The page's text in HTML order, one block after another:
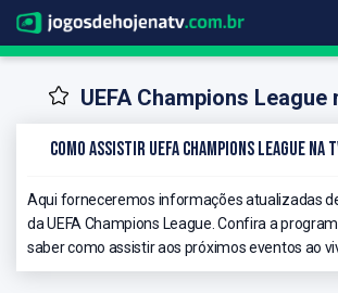
UEFA Champions League
Como Assistir UEFA Champions League
Aqui forneceremos informações atualizadas
da UEFA Champions League. Confira a
saber como assistir aos próximos eventos ao